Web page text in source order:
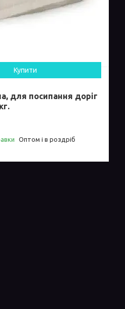
Купити
для посипання доріг
Оптом і в роздріб